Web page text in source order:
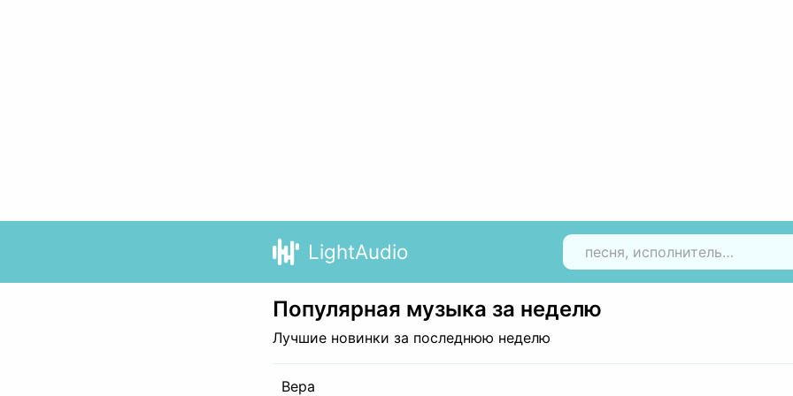
LightAudio
Популярная музыка за неделю
Лучшие новинки за последнюю неделю
Вера